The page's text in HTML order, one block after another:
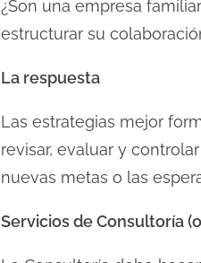
¿Son una empresa
estructurar su
La respuesta
Las estrategias mejor
revisar, evaluar y
nuevas metas o las
Servicios de Consultoría